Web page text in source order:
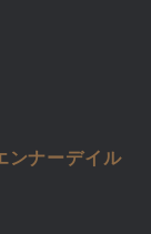
ンナーデイル